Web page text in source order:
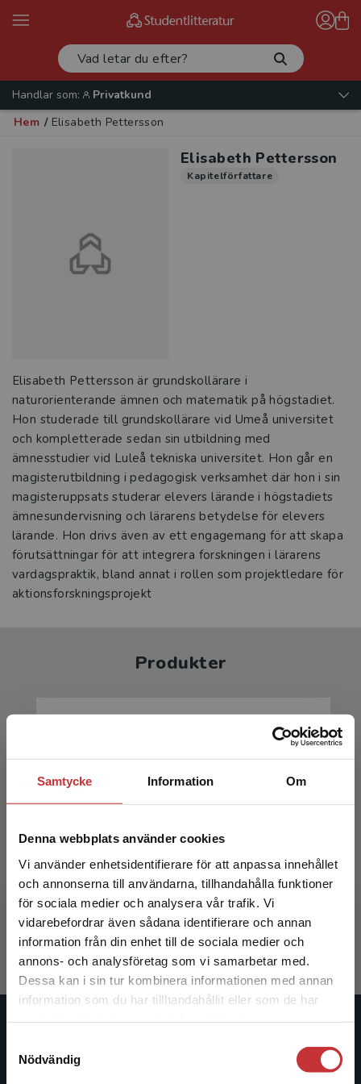
Samtycke Information Om
Denna webbplats använder cookies
Vi använder enhetsidentifierare för att anpassa innehållet
och annonserna till användarna, tillhandahålla funktioner
för sociala medier och analysera vår trafik. Vi
vidarebefordrar även sådana identifierare och annan
information från din enhet till de sociala medier och
annons- och analysföretag som vi samarbetar med.
Dessa kan i sin tur kombinera informationen med annan
information som du har tillhandahållit eller som de har
Nödvändig
Begränsad fraktregion
Det verkar som att du besöker
studentlitteratur.se via en enhet utanför Sverige.
Vi erbjuder inte leveranser utanför Sverige. För
att kunna slutföra ett köp måste
Handlar som:
Privatkund
Hem / Elisabeth Pettersson
Elisabeth Pettersson
Kapitelförfattare
Elisabeth Pettersson är grundskollärare i
naturorienterande ämnen och matematik på högstadiet.
Hon studerade till grundskollärare vid Umeå universitet
och kompletterade sedan sin utbildning med
ämnesstudier vid Luleå tekniska universitet. Hon går en
magisterutbildning i pedagogisk verksamhet där hon i sin
magisteruppsats studerar elevers lärande i högstadiets
ämnesundervisning och lärarens betydelse för elevers
lärande. Hon drivs även av ett engagemang för att skapa
förutsättningar för att integrera forskningen i lärarens
vardagspraktik, bland annat i rollen som projektledare för
aktionsforskningsprojekt
Produkter
Skola på vetenskaplig grund i praktiken
Bergmark, U - Hansson, K (red.)
404 krinkl. moms
Exkl. moms: 381 kr
Studentlitteratur grundades 1963 och är idag Sveriges